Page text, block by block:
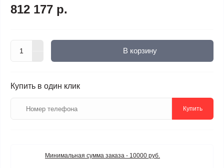
812 177 р.
В корзину
Купить в один клик
Купить
Минимальная сумма заказа - 10000 руб.